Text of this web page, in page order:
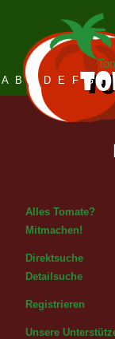
A B C D E F G H
Alles Tomate?
Mitmachen!
Direktsuche
Detailsuche
Registrieren
Unsere